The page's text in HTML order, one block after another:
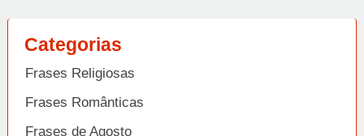
Categorias
Frases Religiosas
Frases Românticas
Frases de Agosto